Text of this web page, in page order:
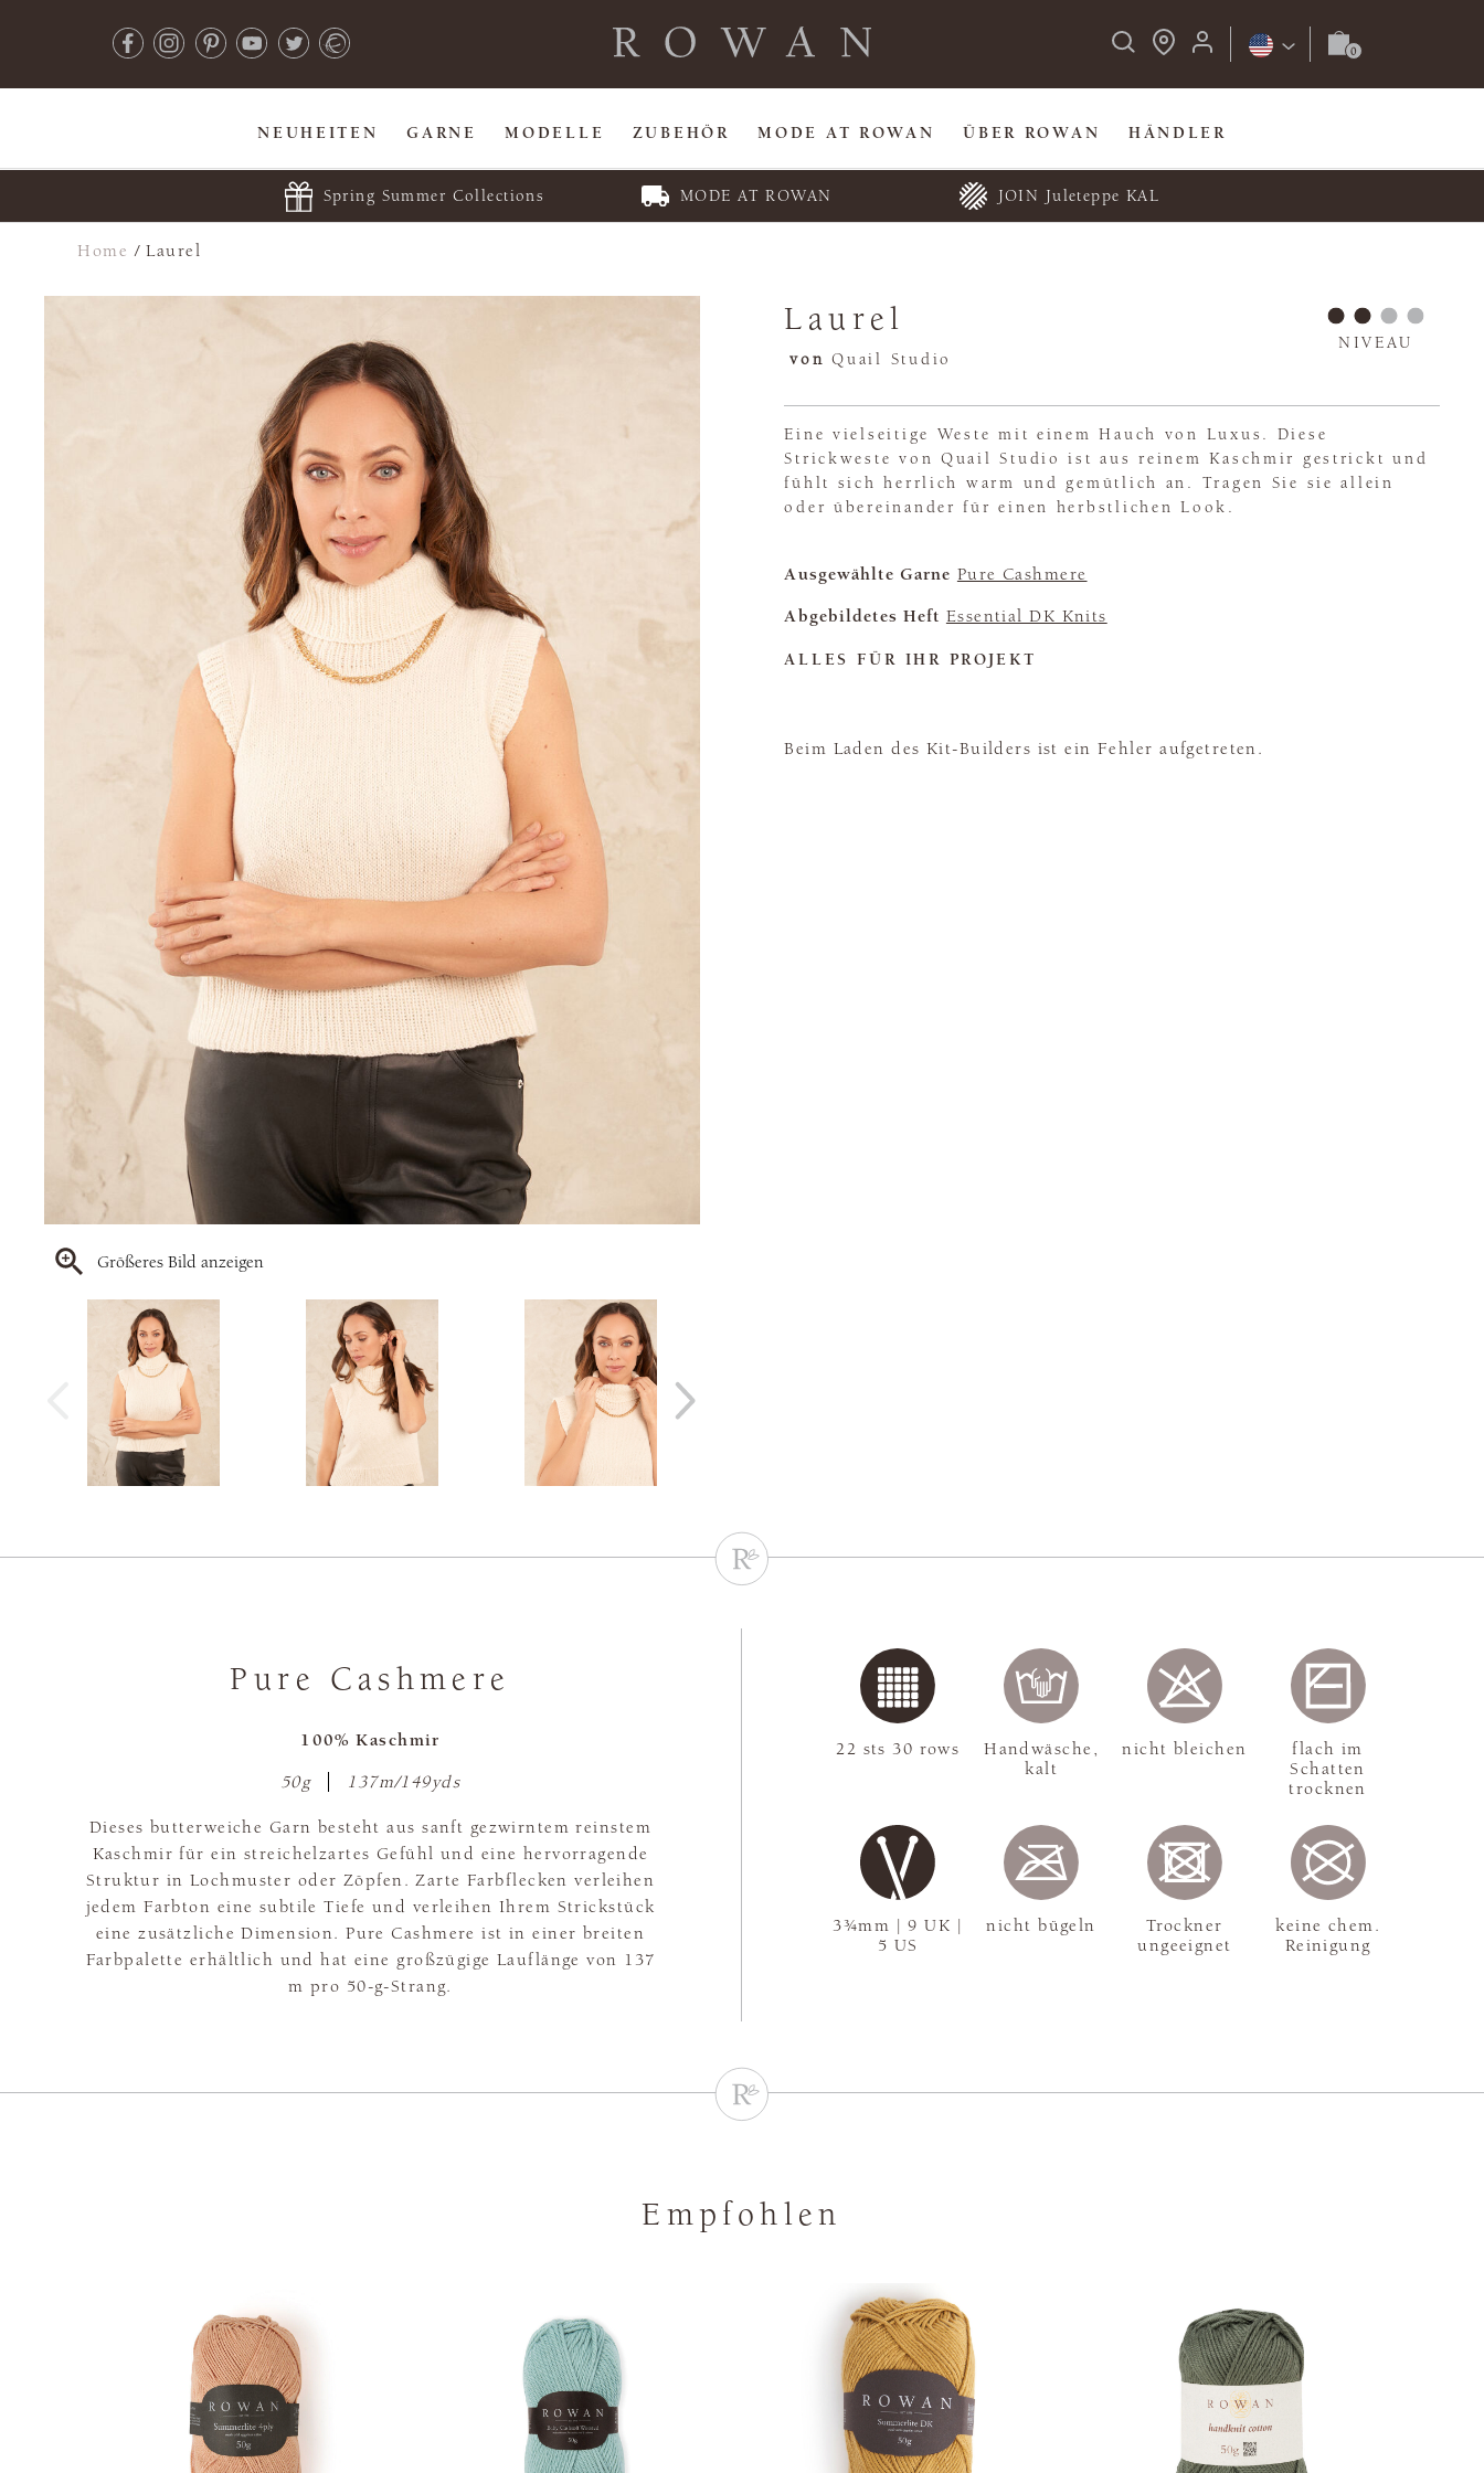
NEUHEITEN GARNE MODELLE ZUBEHÖR MODE AT ROWAN ÜBER ROWAN HÄNDLER
Spring Summer Collections MODE AT ROWAN JOIN Juleteppe KAL
Home /Laurel
Größeres Bild anzeigen
Laurel
von Quail Studio
NIVEAU
Eine vielseitige Weste mit einem Hauch von Luxus. Diese
Strickweste von Quail Studio ist aus reinem Kaschmir gestrickt und
fühlt sich herrlich warm und gemütlich an. Tragen Sie sie allein
oder übereinander für einen herbstlichen Look.
Ausgewählte Garne Pure Cashmere
Abgebildetes Heft Essential DK Knits
ALLES FÜR IHR PROJEKT
Beim Laden des Kit-Builders ist ein Fehler aufgetreten.
Pure Cashmere
100% Kaschmir
50g 137m/149yds
Dieses butterweiche Garn besteht aus sanft gezwirntem reinstem
Kaschmir für ein streichelzartes Gefühl und eine hervorragende
Struktur in Lochmuster oder Zöpfen. Zarte Farbflecken verleihen
jedem Farbton eine subtile Tiefe und verleihen Ihrem Strickstück
eine zusätzliche Dimension. Pure Cashmere ist in einer breiten
Farbpalette erhältlich und hat eine großzügige Lauflänge von 137
m pro 50-g-Strang.
3¾mm | 9 UK |
5 US
22 sts 30 rows
Handwäsche,
kalt
nicht bleichen
flach im
Schatten
trocknen
nicht bügeln
Trockner
ungeeignet
keine chem.
Reinigung
Empfohlen